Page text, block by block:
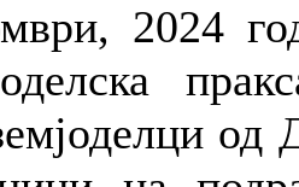
2024
од